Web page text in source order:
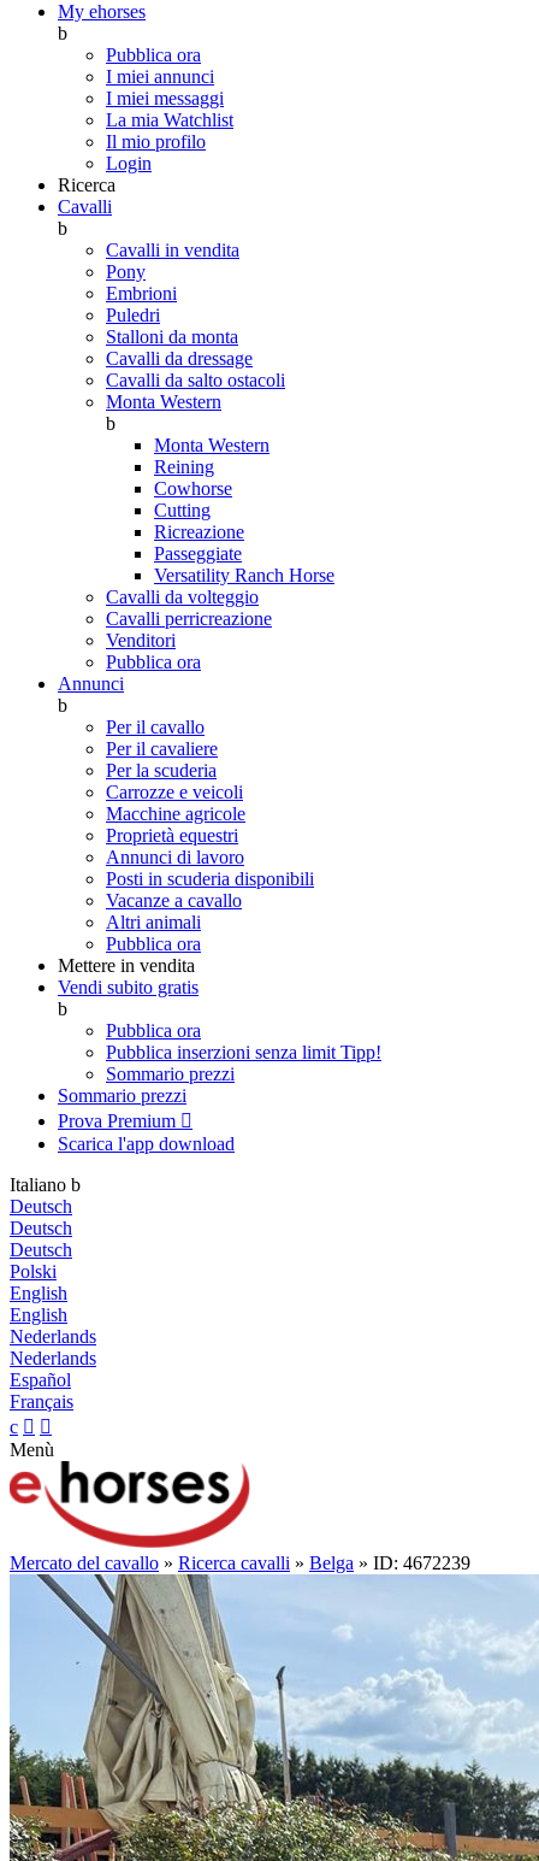
My ehorses
b
Pubblica ora
I miei annunci
I miei messaggi
La mia Watchlist
Il mio profilo
Login
Ricerca
Cavalli
b
Cavalli in vendita
Pony
Embrioni
Puledri
Stalloni da monta
Cavalli da dressage
Cavalli da salto ostacoli
Monta Western
b
Monta Western
Reining
Cowhorse
Cutting
Ricreazione
Passeggiate
Versatility Ranch Horse
Cavalli da volteggio
Cavalli perricreazione
Venditori
Pubblica ora
Annunci
b
Per il cavallo
Per il cavaliere
Per la scuderia
Carrozze e veicoli
Macchine agricole
Proprietà equestri
Annunci di lavoro
Posti in scuderia disponibili
Vacanze a cavallo
Altri animali
Pubblica ora
Mettere in vendita
Vendi subito gratis
b
Pubblica ora
Pubblica inserzioni senza limit Tipp!
Sommario prezzi
Sommario prezzi
Prova Premium 
Scarica l'app download
Italiano b
Deutsch
Deutsch
Deutsch
Polski
English
English
Nederlands
Nederlands
Español
Français
c  
Menù
Mercato del cavallo » Ricerca cavalli » Belga » ID: 4672239